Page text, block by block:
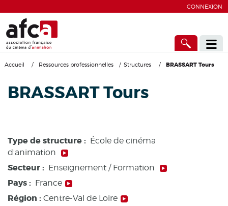
CONNEXION
Accueil / Ressources professionnelles / Structures / BRASSART Tours
BRASSART Tours
Type de structure : École de cinéma
d'animation
Secteur : Enseignement / Formation
Pays : France
Région : Centre-Val de Loire